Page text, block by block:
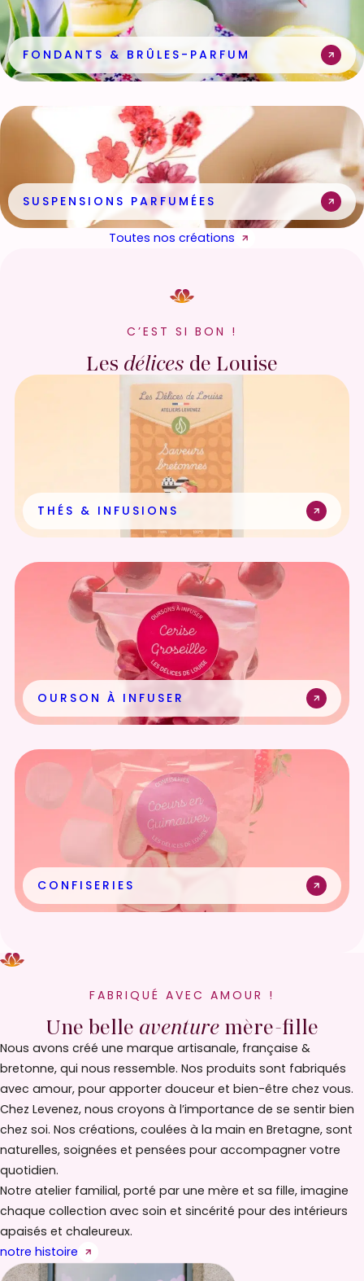
FONDANTS & BRÛLES-PARFUM
SUSPENSIONS PARFUMÉES
Toutes nos créations
C’EST SI BON !
Les délices de Louise
THÉS & INFUSIONS
OURSON À INFUSER
CONFISERIES
FABRIQUÉ AVEC AMOUR !
Une belle aventure mère-fille
Nous avons créé une marque artisanale, française &
bretonne, qui nous ressemble. Nos produits sont fabriqués
avec amour, pour apporter douceur et bien-être chez vous.
Chez Levenez, nous croyons à l’importance de se sentir bien
chez soi. Nos créations, coulées à la main en Bretagne, sont
naturelles, soignées et pensées pour accompagner votre
quotidien.
Notre atelier familial, porté par une mère et sa fille, imagine
chaque collection avec soin et sincérité pour des intérieurs
apaisés et chaleureux.
notre histoire